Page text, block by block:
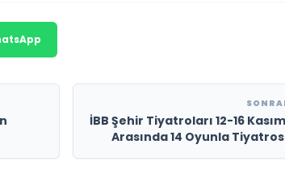
İBB Şehir Tiyatroları 12-16
Arasında 14 Oyunla